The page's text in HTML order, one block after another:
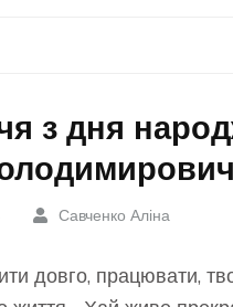
з дня
Савченко Аліна
довго, працювати,